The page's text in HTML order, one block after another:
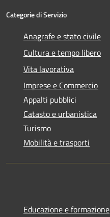
Categorie di Servizio
Anagrafe e stato civile
Cultura e tempo libero
Vita lavorativa
Imprese e Commercio
Appalti pubblici
Catasto e urbanistica
Turismo
Mobilità e trasporti
Educazione e formazione